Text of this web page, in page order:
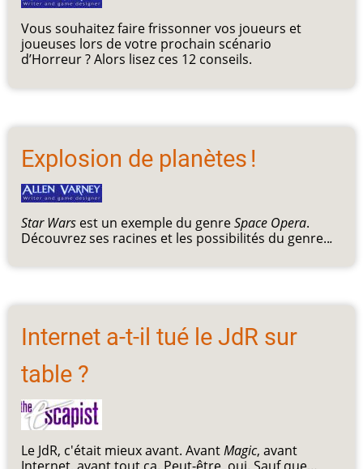
Vous souhaitez faire frissonner vos joueurs et
joueuses lors de votre prochain scénario
d’Horreur ? Alors lisez ces 12 conseils.
Explosion de planètes !
Star Wars est un exemple du genreSpace Opera.
Découvrez ses racines et les possibilités du genre...
Internet a-t-il tué le JdR sur
table ?
Le JdR, c'était mieux avant. AvantMagic, avant